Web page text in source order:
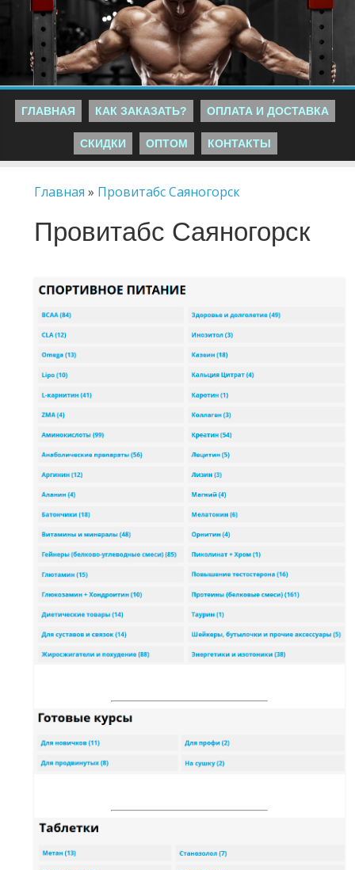
ГЛАВНАЯ КАК ЗАКАЗАТЬ? ОПЛАТА И ДОСТАВКА
СКИДКИ ОПТОМ КОНТАКТЫ
Главная » Провитабс Саяногорск
Провитабс Саяногорск